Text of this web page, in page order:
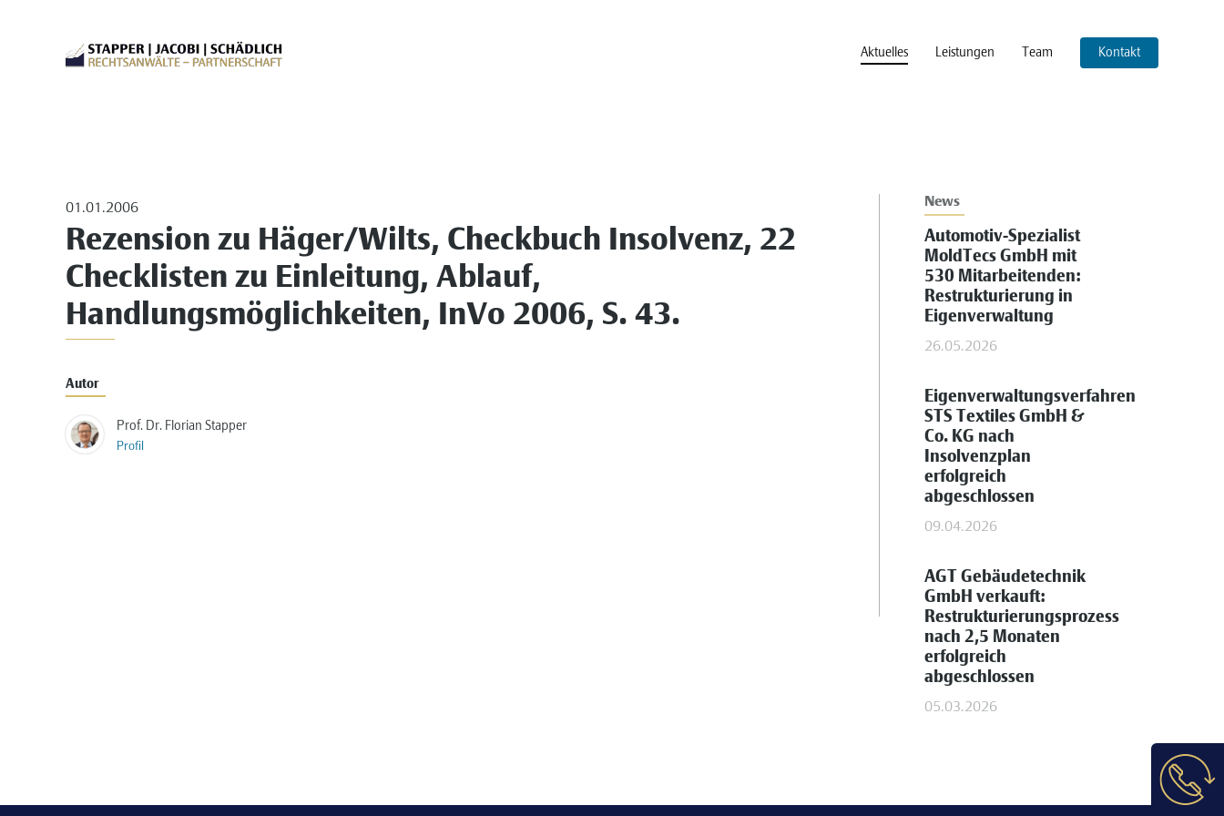
Aktuelles Leistungen Team Kontakt
01.01.2006
Rezension zu Häger/Wilts, Checkbuch Insolvenz, 22
Checklisten zu Einleitung, Ablauf,
Handlungsmöglichkeiten, InVo 2006, S. 43.
Autor
Prof. Dr. Florian Stapper
Profil
News
Automotiv-Spezialist
MoldTecs GmbH mit
530 Mitarbeitenden:
Restrukturierung in
Eigenverwaltung
26.05.2026
Eigenverwaltungsverfahren
STS Textiles GmbH &
Co. KG nach
Insolvenzplan
erfolgreich
abgeschlossen
09.04.2026
AGT Gebäudetechnik
GmbH verkauft:
Restrukturierungsprozess
nach 2,5 Monaten
erfolgreich
abgeschlossen
05.03.2026